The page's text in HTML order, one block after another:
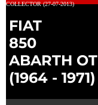
COLLECTOR (27-07-2013)
FIAT
850
ABARTH OT
(1964 - 1971)